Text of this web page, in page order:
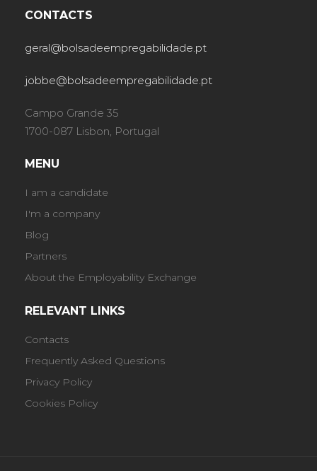
CONTACTS
geral@bolsadeempregabilidade.pt
jobbe@bolsadeempregabilidade.pt
Campo Grande 35
1700-087 Lisbon, Portugal
MENU
I am a candidate
I'm a company
Blog
Partners
About the Employability Exchange
RELEVANT LINKS
Contacts
Frequently Asked Questions
Privacy Policy
Cookies Policy